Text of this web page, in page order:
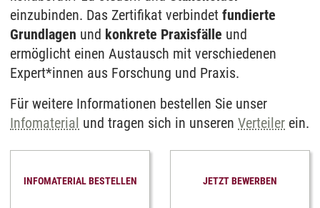
einzubinden. Das Zertifikat verbindet fundierte
Grundlagen und konkrete Praxisfälle und
ermöglicht einen Austausch mit verschiedenen
Expert*innen aus Forschung und Praxis.
Für weitere Informationen bestellen Sie unser
Infomaterial und tragen sich in unseren Verteiler ein.
INFOMATERIAL BESTELLEN JETZT BEWERBEN